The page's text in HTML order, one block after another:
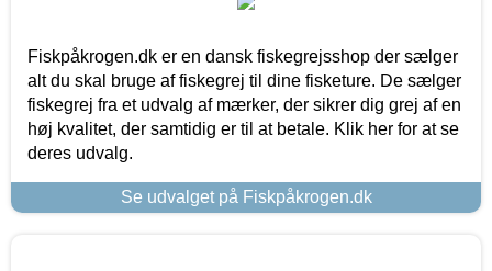
Fiskpåkrogen.dk er en dansk fiskegrejsshop der sælger
alt du skal bruge af fiskegrej til dine fisketure. De sælger
fiskegrej fra et udvalg af mærker, der sikrer dig grej af en
høj kvalitet, der samtidig er til at betale. Klik her for at se
deres udvalg.
Se udvalget på Fiskpåkrogen.dk